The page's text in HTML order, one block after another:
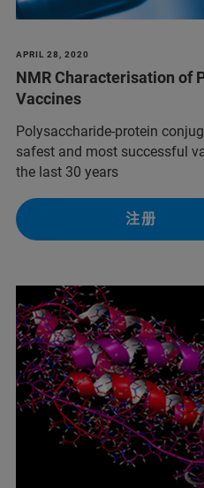
APRIL 28, 2020
NMR Characterisation of
Vaccines
Polysaccharide-protein
safest and most successful
the last 30 years
注册